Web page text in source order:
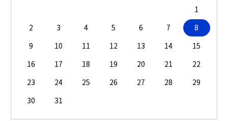
1
2
3 4 5 6 7
8
9
10 11 12 13 14
15
16
17 18 19 20 21
22
23
24 25 26 27 28
29
30
31